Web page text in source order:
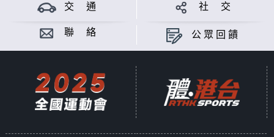
交 通 社 交
聯 絡 公眾回饋